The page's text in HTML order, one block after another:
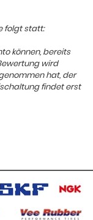
folgt statt:
können, bereits
wird
hat, der
findet erst